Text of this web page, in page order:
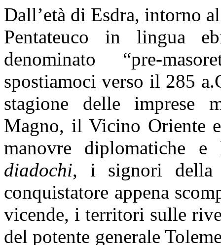
Dall’età di Esdra, intorno
Pentateuco in lingua
denominato “pre-
spostiamoci verso il 285
stagione delle imprese
Magno, il Vicino Oriente
manovre diplomatiche
diadochi, i signori della
conquistatore appena
vicende, i territori sulle
del potente generale